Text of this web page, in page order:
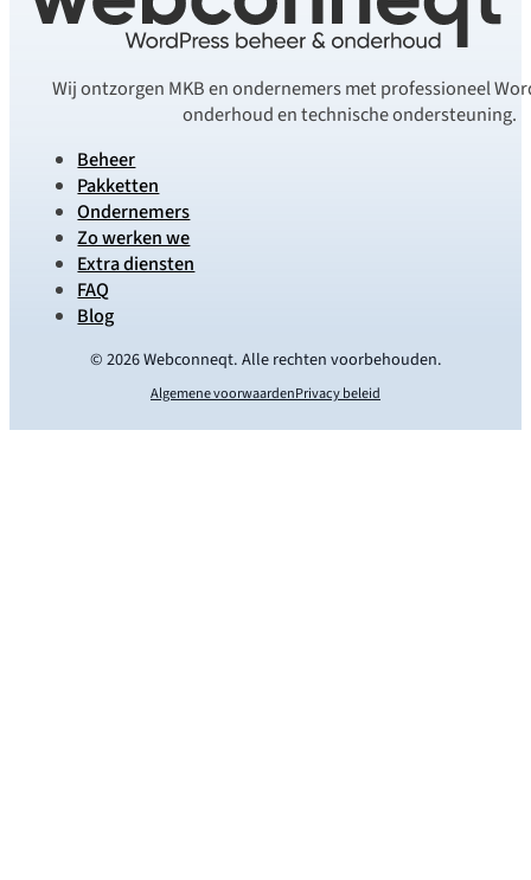
Wij ontzorgen MKB en ondernemers met professioneel
onderhoud en technische ondersteuning.
Beheer
Pakketten
Ondernemers
Zo werken we
Extra diensten
FAQ
Blog
© 2026 Webconneqt. Alle rechten voorbehouden.
Algemene voorwaardenPrivacy beleid